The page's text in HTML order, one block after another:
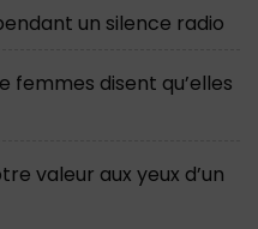
un silence radio
femmes disent qu’elles
valeur aux yeux d’un